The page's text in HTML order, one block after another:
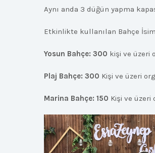
Aynı anda 3 düğün yapma
Etkinlikte kullanılan Bahçe
Yosun Bahçe: 300 kişi ve üzeri
Plaj Bahçe: 300 Kişi ve üzeri
Marina Bahçe: 150 Kişi ve üzeri